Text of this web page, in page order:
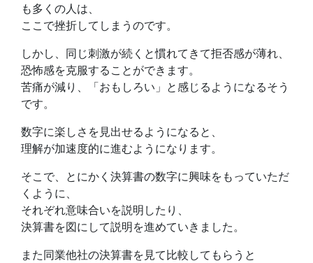
も多くの人は、
ここで挫折してしまうのです。
しかし、同じ刺激が続くと慣れてきて拒否感が薄れ、
恐怖感を克服することができます。
苦痛が減り、「おもしろい」と感じるようになるそう
です。
数字に楽しさを見出せるようになると、
理解が加速度的に進むようになります。
そこで、とにかく決算書の数字に興味をもっていただ
くように、
それぞれ意味合いを説明したり、
決算書を図にして説明を進めていきました。
また同業他社の決算書を見て比較してもらうと